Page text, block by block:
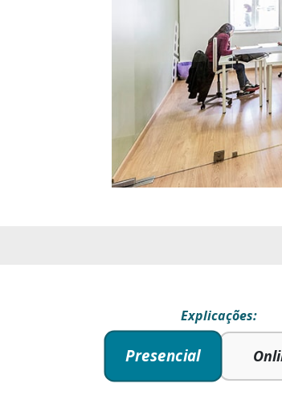
Explicações:
Presencial